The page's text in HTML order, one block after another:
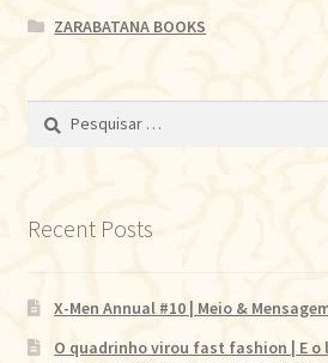
ZARABATANA BOOKS
Pesquisar
Recent Posts
X-Men Annual #10 | Meio &
O quadrinho virou fast fashion | E